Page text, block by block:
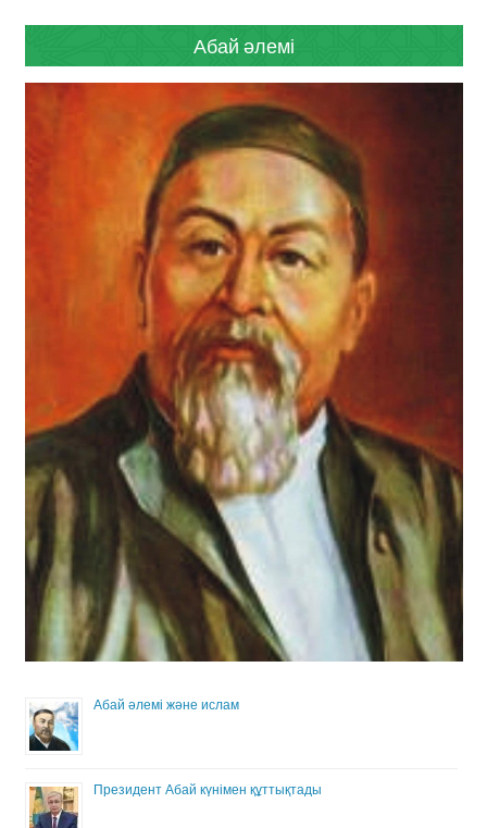
Абай әлемі
Абай әлемі және ислам
Президент Абай күнімен құттықтады